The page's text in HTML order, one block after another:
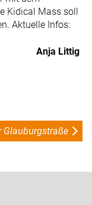
Kidical Mass soll
Aktuelle Infos:
Anja Littig
Glauburgstraße